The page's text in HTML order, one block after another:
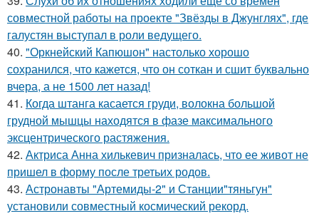
совместной работы на проекте "Звёзды в Джунглях", где
галустян выступал в роли ведущего.
40. "Оркнейский Капюшон" настолько хорошо
сохранился, что кажется, что он соткан и сшит буквально
вчера, а не 1500 лет назад!
41. Когда штанга касается груди, волокна большой
грудной мышцы находятся в фазе максимального
эксцентрического растяжения.
42. Актриса Анна хилькевич призналась, что ее живот не
пришел в форму после третьих родов.
43. Астронавты "Артемиды-2" и Станции"тяньгун"
установили совместный космический рекорд.